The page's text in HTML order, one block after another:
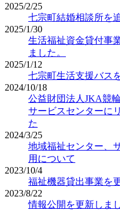
2025/2/25
七宗町結婚相談所を
2025/1/30
生活福祉資金貸付事
ました。
2025/1/12
七宗町生活支援バス
2024/10/18
公益財団法人JKA競
サービスセンターに
た
2024/3/25
地域福祉センター、
用について
2023/10/4
福祉機器貸出事業を
2023/8/22
情報公開を更新しま